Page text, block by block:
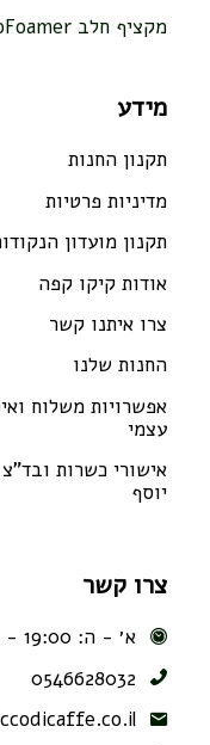
מקציף חלב NanoFoamer
מידע
תקנון החנות
מדיניות פרטיות
תקנון מועדון
אודות קיקו קפה
צרו איתנו קשר
החנות שלנו
אפשרויות משלוח
עצמי
אישורי כשרות
יוסף
צרו קשר
א׳ - ה: 19:00 - 9:00
0546628032